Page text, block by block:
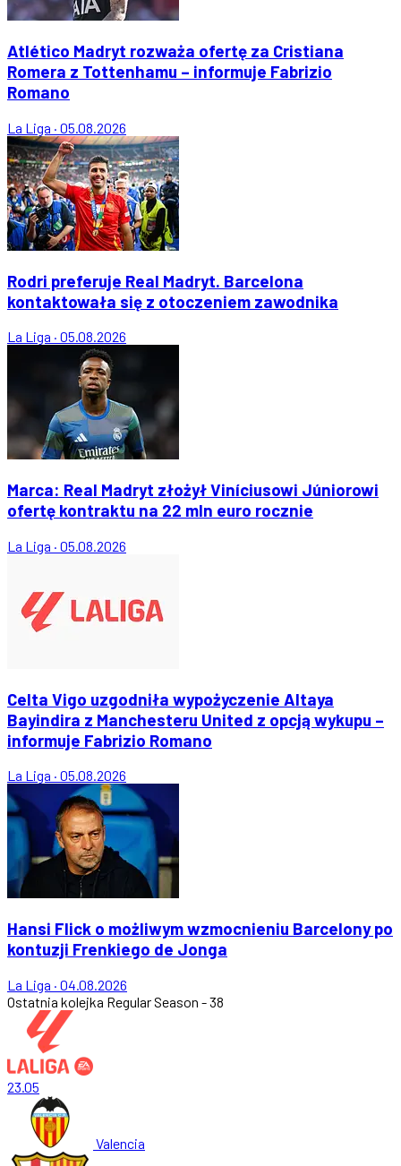
Atlético Madryt rozważa ofertę za Cristiana
Romera z Tottenhamu – informuje Fabrizio
Romano
La Liga · 05.08.2026
Rodri preferuje Real Madryt. Barcelona
kontaktowała się z otoczeniem zawodnika
La Liga · 05.08.2026
Marca: Real Madryt złożył Viníciusowi Júniorowi
ofertę kontraktu na 22 mln euro rocznie
La Liga · 05.08.2026
Celta Vigo uzgodniła wypożyczenie Altaya
Bayindira z Manchesteru United z opcją wykupu –
informuje Fabrizio Romano
La Liga · 05.08.2026
Hansi Flick o możliwym wzmocnieniu Barcelony po
kontuzji Frenkiego de Jonga
La Liga · 04.08.2026
Ostatnia kolejka Regular Season - 38
23.05
Valencia